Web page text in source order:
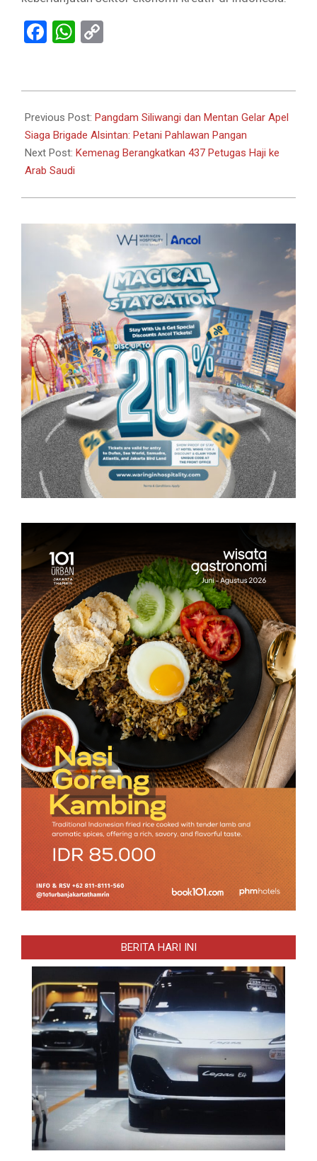
Facebook
WhatsApp
05-
08
Previous Post: Pangdam Siliwangi dan Mentan Gelar Apel
Siaga Brigade Alsintan: Petani Pahlawan Pangan
Next Post: Kemenag Berangkatkan 437 Petugas Haji ke
Arab Saudi
BERITA HARI INI